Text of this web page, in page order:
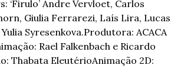
‘Firulo’ Andre Vervloet, Carlos
Giulia Ferrarezi, Laís Lira, Lucas
Syresenkova.Produtora: ACACA
Rael Falkenbach e Ricardo
Thabata EleutérioAnimação 2D: